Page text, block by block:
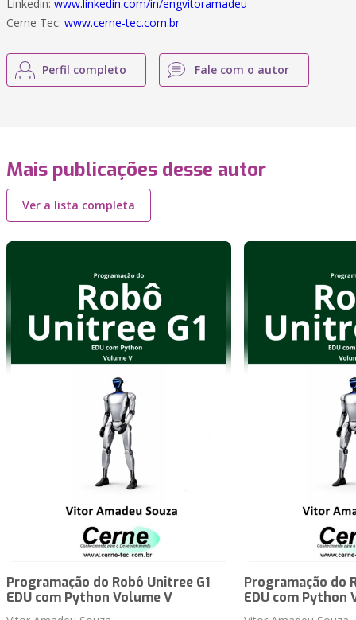
Linkedin: www.linkedin.com/in/engvitoramadeu
Cerne Tec: www.cerne-tec.com.br
Perfil completo Fale com o autor
Mais publicações desse autor
Ver a lista completa
Programação do Robô Unitree G1
EDU com Python Volume V
Programação do
EDU com Python